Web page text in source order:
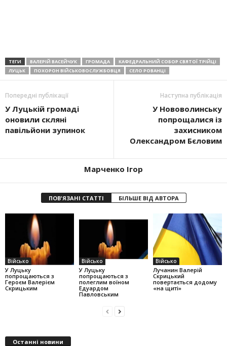
ТЕГИ ВАЛЕРІЙ ВАСЕЙЧУК ГРОМАДА
КАФЕДРАЛЬНИЙ СОБОР СВЯТОЇ ТРІЙЦІ
ЛУЦЬК
ПОХОРОН ВІЙСЬКОВОСЛУЖБОВЦЯ СЕЛО РОВАНЦІ
Попередні публікації
У Луцькій громаді
оновили скляні
павільйони зупинок
Наступна публікація
У Нововолинську
попрощалися із
захисником
Олександром Бєловим
Марченко Ігор
ПОВ'ЯЗАНІ СТАТТІ БІЛЬШЕ ВІД АВТОРА
Військо
У Луцьку
попрощаються з
Героєм Валерієм
Скрицьким
Військо
У Луцьку
попрощаються з
полеглим воїном
Едуардом
Павловським
Військо
Лучанин Валерій
Скрицький
повертається додому
«на щиті»
Останні новини